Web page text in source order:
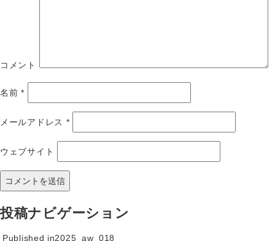
コメント
名前*
メールアドレス *
ウェブサイト
投稿ナビゲーション
Published in2025_aw_018